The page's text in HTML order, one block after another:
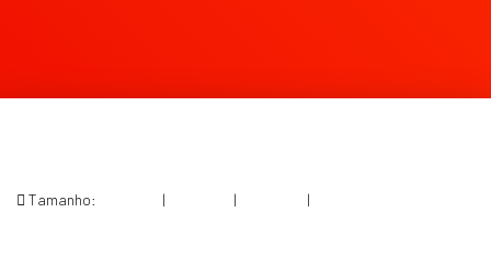
Tamanho: | | |